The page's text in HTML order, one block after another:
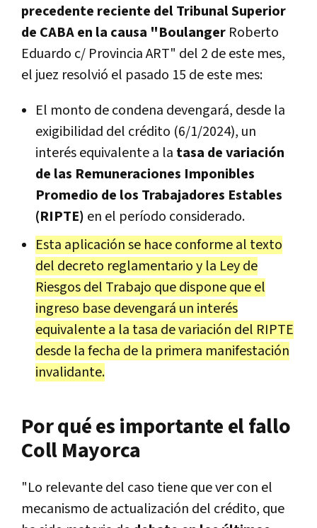
precedente reciente del Tribunal Superior
de CABA en la causa "Boulanger Roberto
Eduardo c/ Provincia ART" del 2 de este mes,
el juez resolvió el pasado 15 de este mes:
El monto de condena devengará, desde la
exigibilidad del crédito (6/1/2024), un
interés equivalente a la tasa de variación
de las Remuneraciones Imponibles
Promedio de los Trabajadores Estables
(RIPTE) en el período considerado.
Esta aplicación se hace conforme al texto
del decreto reglamentario y la Ley de
Riesgos del Trabajo que dispone que el
ingreso base devengará un interés
equivalente a la tasa de variación del RIPTE
desde la fecha de la primera manifestación
invalidante.
Por qué es importante el fallo
Coll Mayorca
"Lo relevante del caso tiene que ver con el
mecanismo de actualización del crédito, que